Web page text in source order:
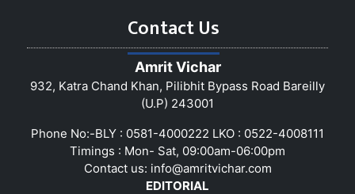
Contact Us
Amrit Vichar
932, Katra Chand Khan, Pilibhit Bypass Road Bareilly
(U.P) 243001
Phone No:-BLY : 0581-4000222 LKO : 0522-4008111
Timings : Mon- Sat, 09:00am-06:00pm
Contact us: info@amritvichar.com
EDITORIAL